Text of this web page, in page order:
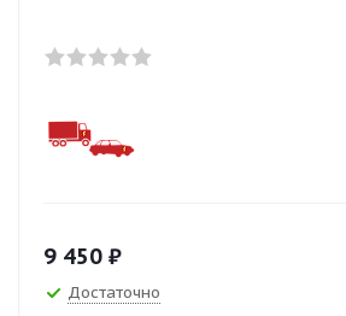
9 450 ₽
Достаточно